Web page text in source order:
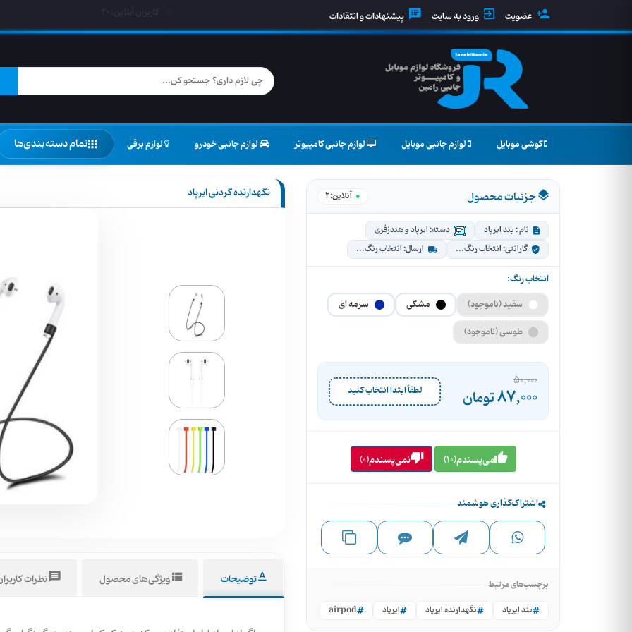
عضویت ورود به سایت پیشنهادات و انتقادات
گوشی موبایل لوازم جانبی موبایل لوازم جانبی کامپیوتر لوازم جانبی خودرو لوازم برقی تمام دسته‌بندی‌ها
نگهدارنده گردنی ایرپاد جزئیات محصول ● آنلاین:2
نام : بند ایرپاد
دسته: ایرپاد و هندزفری
گارانتی: انتخاب رنگ...
ارسال: انتخاب رنگ...
انتخاب رنگ:
سفید (ناموجود)
مشکی
سرمه ای
طوسی (ناموجود)
50,000
87,000تومان لطفاً ابتدا انتخاب کنید
می‌پسندم(10) نمی‌پسندم(0)
اشتراک‌گذاری هوشمند
برچسب‌های مرتبط
بند ایرپاد
نگهدارنده ایرپاد ایرپاد
توضیحات ویژگی‌های محصول نظرات